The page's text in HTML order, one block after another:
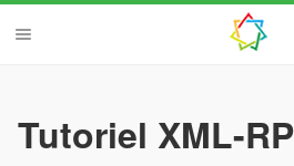
Tutoriel XML-